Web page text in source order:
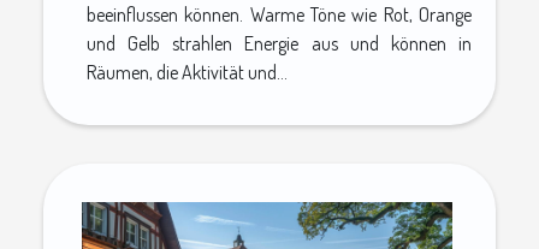
beeinflussen können. Warme Töne wie Rot, Orange
und Gelb strahlen Energie aus und können in
Räumen, die Aktivität und...